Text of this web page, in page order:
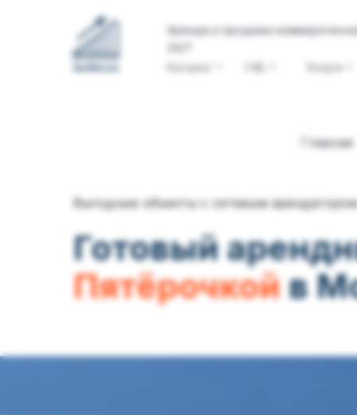
Аренда и продажа
Каталог Услуги
Главная
Выгодные объекты с сетевым
Готовый
Пятёрочкойв